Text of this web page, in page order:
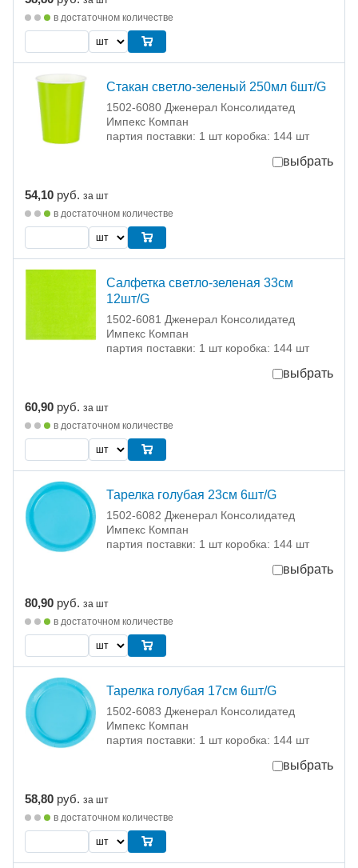
в достаточном количестве
Стакан светло-зеленый 250мл 6шт/G
1502-6080 Дженерал Консолидатед
Импекс Компан
партия поставки: 1 шт коробка: 144 шт
выбрать
54,10 руб. за шт
в достаточном количестве
Салфетка светло-зеленая 33см
12шт/G
1502-6081 Дженерал Консолидатед
Импекс Компан
партия поставки: 1 шт коробка: 144 шт
выбрать
60,90 руб. за шт
в достаточном количестве
Тарелка голубая 23см 6шт/G
1502-6082 Дженерал Консолидатед
Импекс Компан
партия поставки: 1 шт коробка: 144 шт
выбрать
80,90 руб. за шт
в достаточном количестве
Тарелка голубая 17см 6шт/G
1502-6083 Дженерал Консолидатед
Импекс Компан
партия поставки: 1 шт коробка: 144 шт
выбрать
58,80 руб. за шт
в достаточном количестве